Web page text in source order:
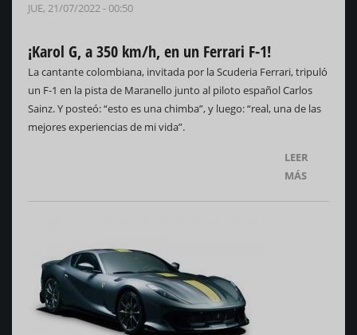
JUE, 21/07/2022 - 00:50
¡Karol G, a 350 km/h, en un Ferrari F-1!
La cantante colombiana, invitada por la Scuderia Ferrari, tripuló
un F-1 en la pista de Maranello junto al piloto español Carlos
Sainz. Y posteó: “esto es una chimba”, y luego: “real, una de las
mejores experiencias de mi vida”.
LEER
MÁS